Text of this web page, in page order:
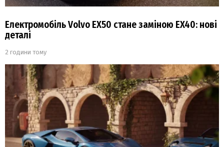
Електромобіль Volvo EX50 стане заміною EX40: нові
деталі
2 години тому